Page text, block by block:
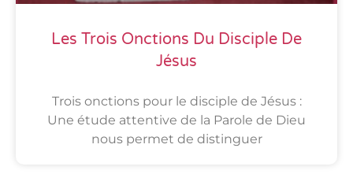
Les Trois Onctions Du Disciple De
Jésus
Trois onctions pour le disciple de Jésus :
Une étude attentive de la Parole de Dieu
nous permet de distinguer